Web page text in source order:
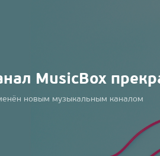
MusicBox
новым музыкальным каналом